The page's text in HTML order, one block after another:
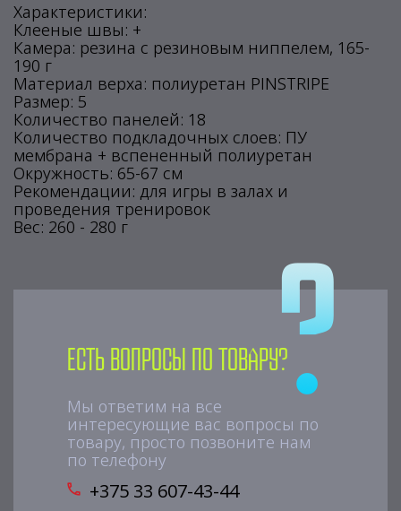
Характеристики:
Клееные швы: +
Камера: резина с резиновым ниппелем, 165-
190 г
Материал верха: полиуретан PINSTRIPE
Размер: 5
Количество панелей: 18
Количество подкладочных слоев: ПУ
мембрана + вспененный полиуретан
Окружность: 65-67 см
Рекомендации: для игры в залах и
проведения тренировок
Вес: 260 - 280 г
Есть вопросы по товару?
Мы ответим на все
интересующие вас вопросы по
товару, просто позвоните нам
по телефону
+375 33 607-43-44